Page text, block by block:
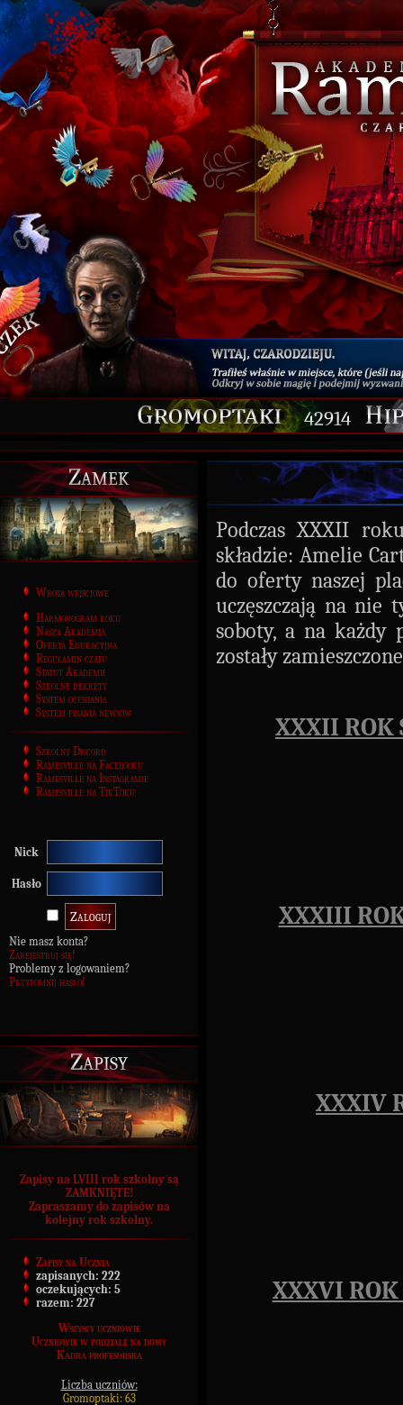
42914
Zamek
Wrota wejściowe
Harmonogram roku
Nasza Akademia
Oferta Edukacyjna
Regulamin czatu
Statut Akademii
Szkolne dekrety
System oceniania
System pisania newsów
Szkolny Discord
Ramesville na Facebooku
Ramesville na Instagramie
Ramesville na TikToku
Nick
Hasło
Nie masz konta?
Zarejestruj się!
Problemy z logowaniem?
Przypomnij hasło!
Zapisy
Zapisy na LVIII rok szkolny są
ZAMKNIĘTE!
Zapraszamy do zapisów na
kolejny rok szkolny.
Zapisy na Ucznia
zapisanych: 222
oczekujących: 5
razem: 227
Wszyscy uczniowie
Uczniowie w podziale na domy
Kadra profesorska
Liczba uczniów:
Gromoptaki: 63
Podczas XXXII
składzie: Amelie
do oferty naszej
uczęszczają na nie
soboty, a na każdy
zostały
XXXII ROK
XXXIII
XXXIV
XXXVI